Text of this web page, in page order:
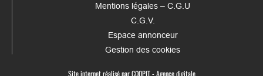
Mentions légales – C.G.U
C.G.V.
Espace annonceur
Gestion des cookies
Site internet réalisé parCOQPIT - Agence digitale